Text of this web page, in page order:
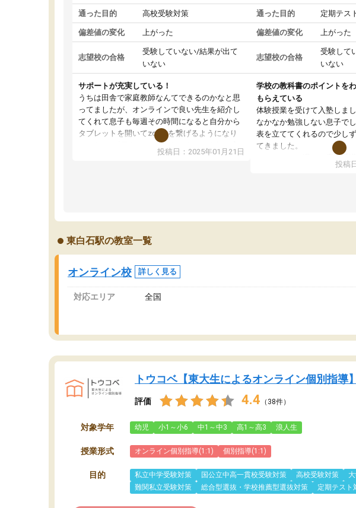
通った目的 高校受験対策
偏差値の変化 上がった
志望校の合格
受験していない/結果が出て
いない
サポートが充実している！
うちは田舎で家庭教師なんてできるのかなと思
ってましたが、オンラインで良い先生を紹介し
てくれて息子も毎週その時間になると自分から
タブレットを開いてzoomを繋げるようになり
ました！5科目なんでもOKなのもとても気に入
投稿日：2025年01月21日
通った目的 定期テス
偏差値の変化 上がった
志望校の合格
受験して
いない
学校の教科書のポイントを
もらえている
体験授業を受けて入塾しまし
なかなか勉強しない息子で
表を立ててくれるので少し
てきました。
オンラインで週に一度の受
い日も予定表に基づいて勉
投稿
東白石駅の教室一覧
オンライン校 詳しく見る
対応エリア 全国
トウコベ【東大生によるオンライン個別指導】
評価 4.4 （38件）
対象学年 幼児 小1～小6 中1～中3 高1～高3 浪人生
授業形式 オンライン個別指導(1:1) 個別指導(1:1)
目的 私立中学受験対策 国公立中高一貫校受験対策 高校受験対策
難関私立受験対策
総合型選抜・学校推薦型選抜対策 定期テスト